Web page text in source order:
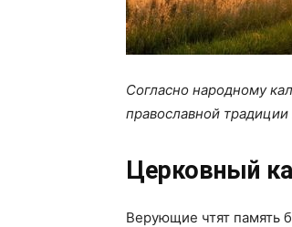
Согласно народному
православной
Церковный
Верующие чтят память